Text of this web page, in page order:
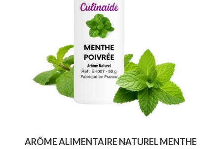
ARÔME ALIMENTAIRE NATUREL MENTHE